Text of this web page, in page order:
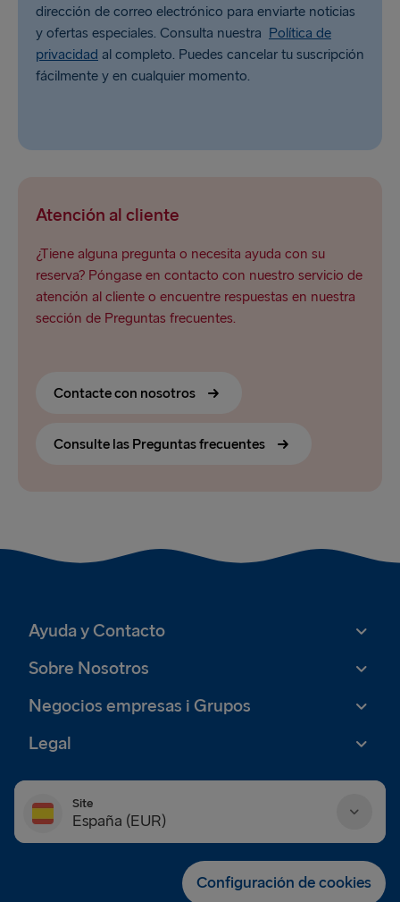
dirección de correo electrónico para enviarte noticias
y ofertas especiales. Consulta nuestra Política de
privacidad al completo. Puedes cancelar tu suscripción
fácilmente y en cualquier momento.
Atención al cliente
¿Tiene alguna pregunta o necesita ayuda con su
reserva? Póngase en contacto con nuestro servicio de
atención al cliente o encuentre respuestas en nuestra
sección de Preguntas frecuentes.
Contacte con nosotros
Consulte las Preguntas frecuentes
Ayuda y Contacto
Sobre Nosotros
Negocios empresas i Grupos
Legal
Site
España (EUR)
Configuración de cookies